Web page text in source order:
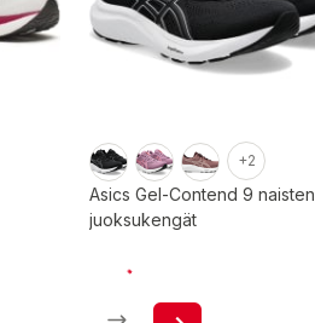
+2
Asics Gel-Contend 9 naisten
juoksukengät